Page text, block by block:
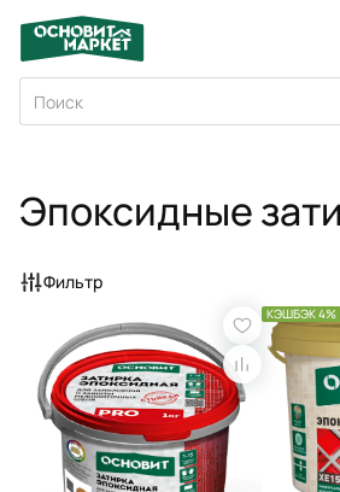
Эпоксидные
Фильтр
КЭШБЭК 4%